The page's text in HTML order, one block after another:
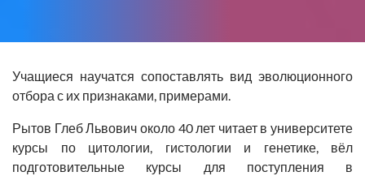
Учащиеся научатся сопоставлять вид эволюционного
отбора с их признаками, примерами.
Рытов Глеб Львович около 40 лет читает в университете
курсы по цитологии, гистологии и генетике, вёл
подготовительные курсы для поступления в